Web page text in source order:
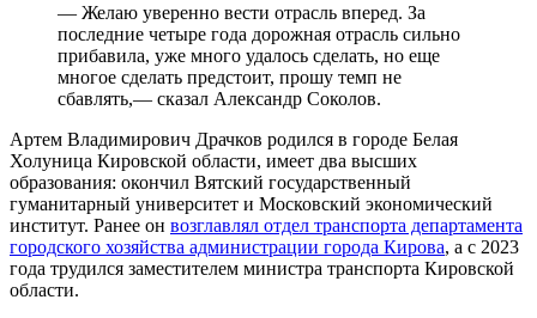
— Желаю уверенно вести отрасль вперед. За
последние четыре года дорожная отрасль сильно
прибавила, уже много удалось сделать, но еще
многое сделать предстоит, прошу темп не
сбавлять,— сказал Александр Соколов.
Артем Владимирович Драчков родился в городе Белая
Холуница Кировской области, имеет два высших
образования: окончил Вятский государственный
гуманитарный университет и Московский экономический
институт. Ранее он возглавлял отдел транспорта департамента
городского хозяйства администрации города Кирова, а с 2023
года трудился заместителем министра транспорта Кировской
области.